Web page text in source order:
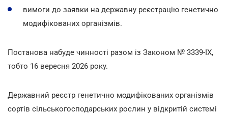
вимоги до заявки на державну реєстрацію генетично
модифікованих організмів.
Постанова набуде чинності разом із Законом № 3339-IX,
тобто 16 вересня 2026 року.
Державний реєстр генетично модифікованих організмів
сортів сільськогосподарських рослин у відкритій системі